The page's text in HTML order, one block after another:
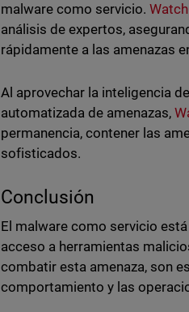
malware como servicio.
análisis de expertos,
rápidamente a las amenazas
Al aprovechar la inteligencia
automatizada de amenazas,
permanencia, contener las
sofisticados.
Conclusión
El malware como servicio
acceso a herramientas
combatir esta amenaza, son
comportamiento y las